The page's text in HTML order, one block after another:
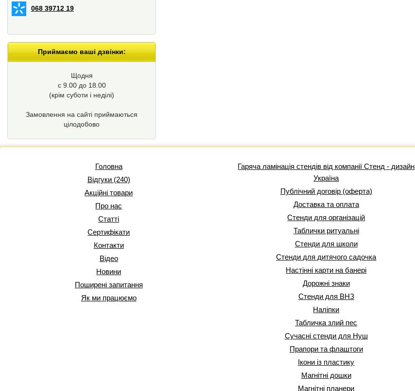
068 39712 19
Приймаємо ваші дзвінки:
Щодня
с 9.00 до 18.00
(крім суботи і неділі)
Замовлення на сайті приймаються
цілодобово
Головна
Відгуки (240)
Акційні товари
Про нас
Статті
Сертифікати
Контакти
Відео
Новини
Поширені запитання
Як ми працюємо
Гаряча ламінація стендів від компанії Стенд - дизайн
Україна
Публічний договір (оферта)
Доставка та оплата
Стенди для організацій
Таблички ритуальні
Стенди для школи
Стенди для дитячого садочка
Настінні карти на банері
Дорожні знаки
Стенди для ВНЗ
Наліпки
Табличка злий пес
Сучасні стенди для Нуш
Прапори та флаштоги
Ікони із пластику
Магнітні дошки
Магнітні планери